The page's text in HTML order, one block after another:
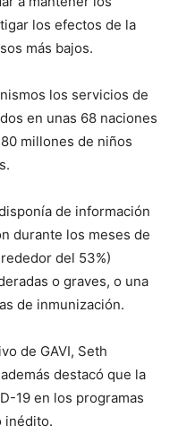
los efectos de la
más bajos.
los servicios de
en unas 68 naciones
millones de niños
de información
durante los meses de
del 53%)
o graves, o una
de inmunización.
de GAVI, Seth
destacó que la
19 en los programas
inédito.